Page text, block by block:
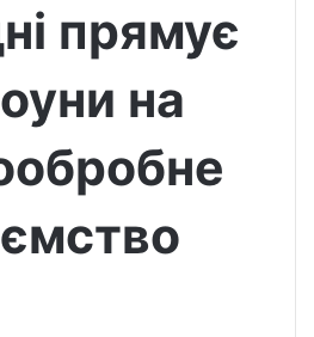
прямує
на